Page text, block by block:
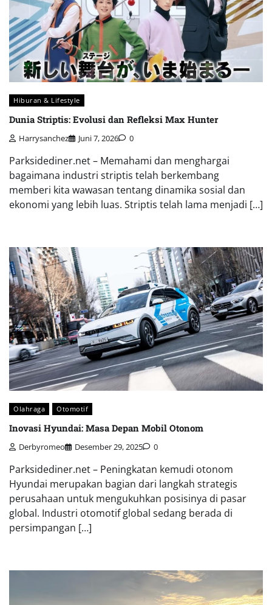
Hiburan & Lifestyle
Dunia Striptis: Evolusi dan Refleksi Max Hunter
Harrysanchez Juni 7, 2026 0
Parksidediner.net – Memahami dan menghargai
bagaimana industri striptis telah berkembang
memberi kita wawasan tentang dinamika sosial dan
ekonomi yang lebih luas. Striptis telah lama menjadi […]
Olahraga Otomotif
Inovasi Hyundai: Masa Depan Mobil Otonom
Derbyromeo Desember 29, 2025 0
Parksidediner.net – Peningkatan kemudi otonom
Hyundai merupakan bagian dari langkah strategis
perusahaan untuk mengukuhkan posisinya di pasar
global. Industri otomotif global sedang berada di
persimpangan […]